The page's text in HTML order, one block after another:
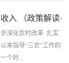
入 （政策解读·
深化农村改革 扎实
来指导“三农”工作的
个时...